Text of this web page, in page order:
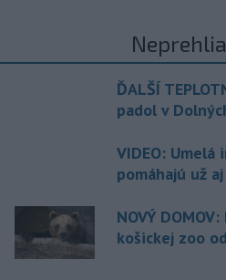
ĎALŠÍ
padol v
VIDEO:
pomáhajú už
NOVÝ
košickej zoo